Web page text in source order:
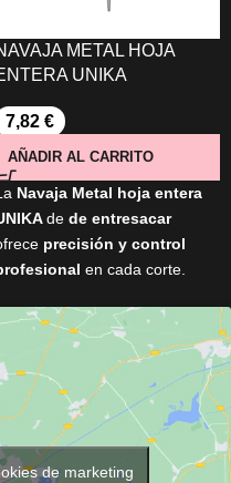
METAL HOJA
UNIKA
7,82 €
AÑADIR AL CARRITO
Navaja Metal hoja entera
de de entresacar
precisión y control
en cada corte.
con
filo de 33 mm, es
resistentey
lista para usar con
incluida. Ideal para
y peluqueros.
de marketing